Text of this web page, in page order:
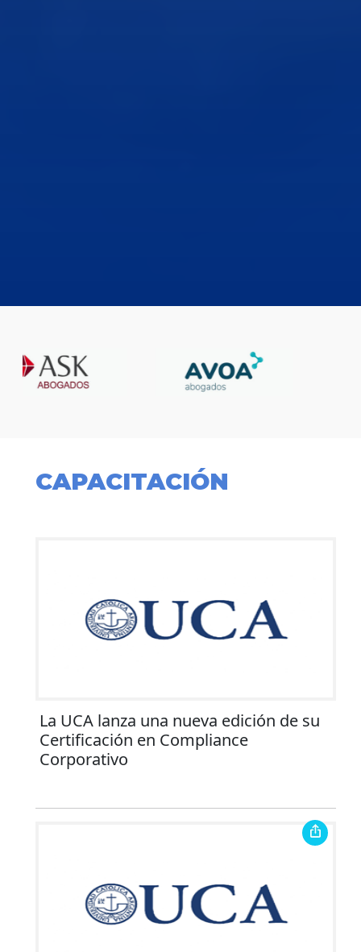
CAPACITACIÓN
La UCA lanza una nueva edición de su
Certificación en Compliance
Corporativo